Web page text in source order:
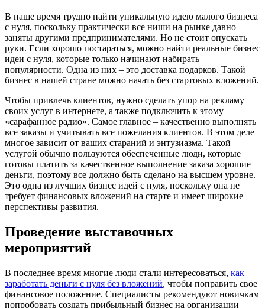
В наше время трудно найти уникальную идею малого бизнеса
с нуля, поскольку практически все ниши на рынке давно
заняты другими предпринимателями. Но не стоит опускать
руки. Если хорошо постараться, можно найти реальные бизнес
идеи с нуля, которые только начинают набирать
популярности. Одна из них – это доставка подарков. Такой
бизнес в нашей стране можно начать без стартовых вложений.
Чтобы привлечь клиентов, нужно сделать упор на рекламу
своих услуг в интернете, а также подключить к этому
«сарафанное радио». Самое главное – качественно выполнять
все заказы и учитывать все пожелания клиентов. В этом деле
многое зависит от ваших стараний и энтузиазма. Такой
услугой обычно пользуются обеспеченные люди, которые
готовы платить за качественное выполнение заказа хорошие
деньги, поэтому все должно быть сделано на высшем уровне.
Это одна из лучших бизнес идей с нуля, поскольку она не
требует финансовых вложений на старте и имеет широкие
перспективы развития.
Проведение выставочных
мероприятий
В последнее время многие люди стали интересоваться, как
заработать деньги с нуля без вложений, чтобы поправить свое
финансовое положение. Специалисты рекомендуют новичкам
попробовать создать прибыльный бизнес на организации